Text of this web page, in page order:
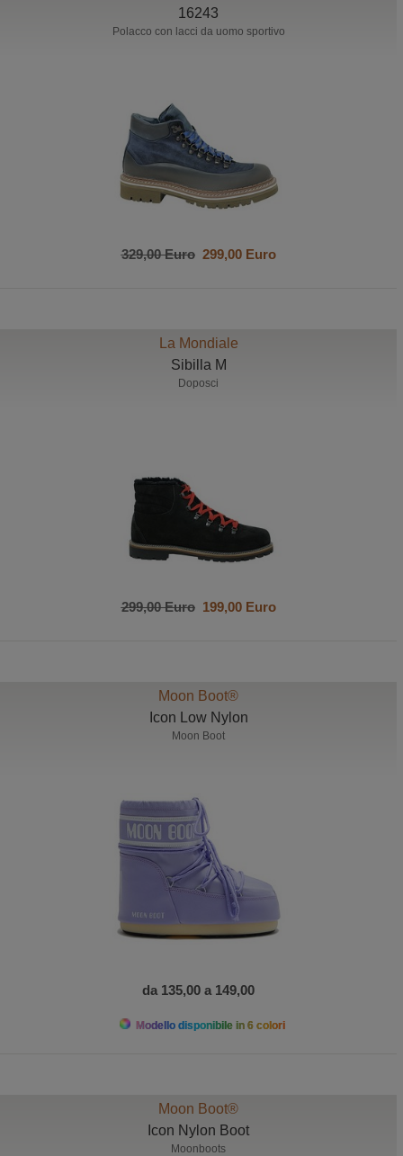
16243
Polacco con lacci da uomo sportivo
329,00 Euro299,00 Euro
La Mondiale
Sibilla M
Doposci
299,00 Euro199,00 Euro
Moon Boot®
Icon Low Nylon
Moon Boot
da 135,00 a 149,00
Modello disponibile in 6 colori
Moon Boot®
Icon Nylon Boot
Moonboots